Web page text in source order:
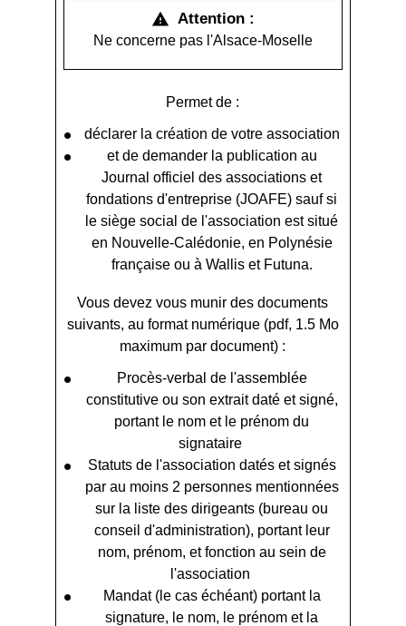
warning Attention :
Ne concerne pas l'Alsace-Moselle
Permet de :
déclarer la création de votre association
et de demander la publication au
Journal officiel des associations et
fondations d'entreprise (JOAFE) sauf si
le siège social de l'association est situé
en Nouvelle-Calédonie, en Polynésie
française ou à Wallis et Futuna.
Vous devez vous munir des documents
suivants, au format numérique (pdf, 1.5 Mo
maximum par document) :
Procès-verbal de l'assemblée
constitutive ou son extrait daté et signé,
portant le nom et le prénom du
signataire
Statuts de l'association datés et signés
par au moins 2 personnes mentionnées
sur la liste des dirigeants (bureau ou
conseil d'administration), portant leur
nom, prénom, et fonction au sein de
l'association
Mandat (le cas échéant) portant la
signature, le nom, le prénom et la